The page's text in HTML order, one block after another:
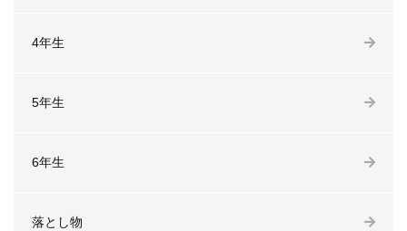
4年生
5年生
6年生
落とし物